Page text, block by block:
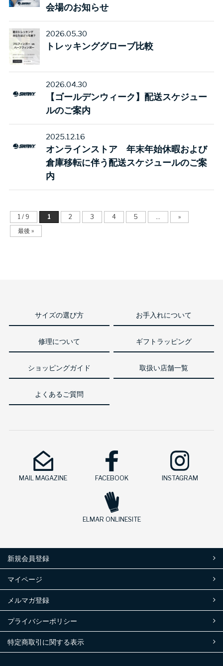
会場のお知らせ
2026.05.30
トレッキンググローブ比較
2026.04.30
【ゴールデンウィーク】配送スケジュー
ルのご案内
2025.12.16
オンラインストア 年末年始休暇および
倉庫移転に伴う配送スケジュールのご案
内
1 / 9 1 2 3 4 5 ...
»
最後 »
サイズの選び方 お手入れについて
修理について ギフトラッピング
ショッピングガイド 取扱い店舗一覧
よくあるご質問
MAIL MAGAZINE FACEBOOK INSTAGRAM
ELMAR ONLINESITE
新規会員登録
マイページ
メルマガ登録
プライバシーポリシー
特定商取引に関する表示